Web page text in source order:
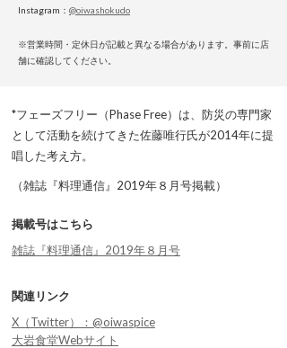
Instagram： @oiwashokudo
※営業時間・定休日が記載と異なる場合があります。事前に店
舗に確認してください。
*フェーズフリー（Phase Free）は、防災の専門家
として活動を続けてきた佐藤唯行氏が2014年に提
唱した考え方。
（雑誌『料理通信』2019年８月号掲載）
掲載号はこちら
雑誌『料理通信』2019年８月号
関連リンク
X（Twitter）：@oiwaspice
大岩食堂Webサイト